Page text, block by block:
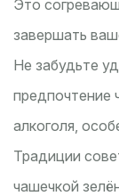
Это
завершать
Не забудьте
предпочтение
алкоголя,
Традиции
чашечкой